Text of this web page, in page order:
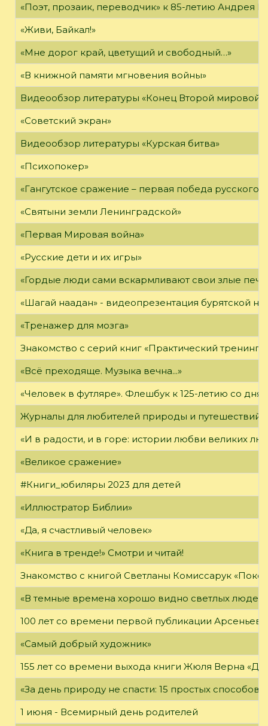
«Поэт, прозаик, переводчик» к 85-летию Андрея
«Живи, Байкал!»
«Мне дорог край, цветущий и свободный…»
«В книжной памяти мгновения войны»
Видеообзор литературы «Конец Второй мировой
«Советский экран»
Видеообзор литературы «Курская битва»
«Психопокер»
«Гангутское сражение – первая победа русского
«Святыни земли Ленинградской»
«Первая Мировая война»
«Русские дети и их игры»
«Гордые люди сами вскармливают свои злые
«Шагай наадан» - видеопрезентация бурятской
«Тренажер для мозга»
Знакомство с серий книг «Практический тренинг»
«Всё преходяще. Музыка вечна...»
«Человек в футляре». Флешбук к 125-летию со дня
Журналы для любителей природы и путешествий
«И в радости, и в горе: истории любви великих
«Великое сражение»
#Книги_юбиляры 2023 для детей
«Иллюстратор Библии»
«Да, я счастливый человек»
«Книга в тренде!» Смотри и читай!
Знакомство с книгой Светланы Комиссарук
«В темные времена хорошо видно светлых людей»
100 лет со времени первой публикации Арсеньева
«Самый добрый художник»
155 лет со времени выхода книги Жюля Верна
«За день природу не спасти: 15 простых способов
1 июня - Всемирный день родителей